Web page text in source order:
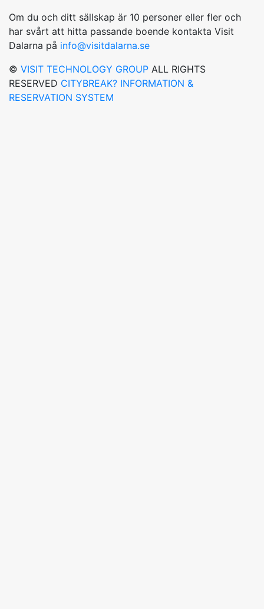
Om du och ditt sällskap är 10 personer eller fler och
har svårt att hitta passande boende kontakta Visit
Dalarna på info@visitdalarna.se
© VISIT TECHNOLOGY GROUP ALL RIGHTS
RESERVED CITYBREAK? INFORMATION &
RESERVATION SYSTEM